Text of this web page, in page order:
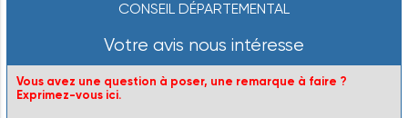
CONSEIL DÉPARTEMENTAL
Votre avis nous intéresse